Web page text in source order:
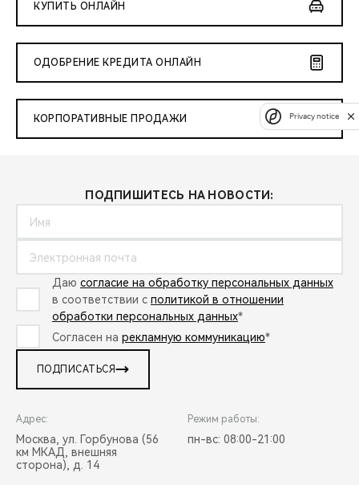
КУПИТЬ ОНЛАЙН
ОДОБРЕНИЕ КРЕДИТА ОНЛАЙН
КОРПОРАТИВНЫЕ ПРОДАЖИ
ПОДПИШИТЕСЬ НА НОВОСТИ:
Даю согласие на обработку персональных данных
в соответствии с политикой в отношении
обработки персональных данных*
Согласен на рекламную коммуникацию*
ПОДПИСАТЬСЯ
Адрес:
Москва, ул. Горбунова (56
км МКАД, внешняя
сторона), д. 14
Режим работы:
пн-вс: 08:00-21:00
Privacy notice